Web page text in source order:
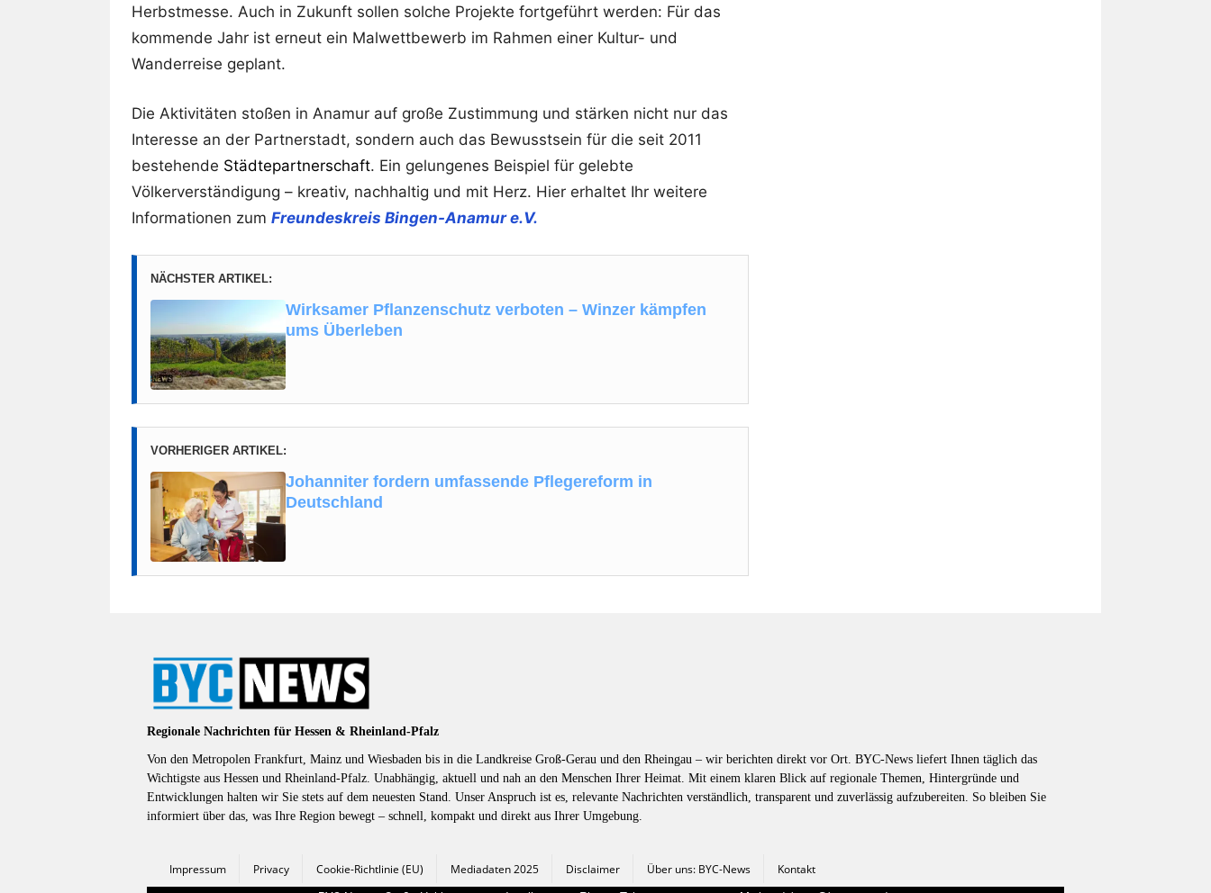
Herbstmesse. Auch in Zukunft sollen solche Projekte fortgeführt werden: Für das
kommende Jahr ist erneut ein Malwettbewerb im Rahmen einer Kultur- und
Wanderreise geplant.
Die Aktivitäten stoßen in Anamur auf große Zustimmung und stärken nicht nur das
Interesse an der Partnerstadt, sondern auch das Bewusstsein für die seit 2011
bestehende Städtepartnerschaft. Ein gelungenes Beispiel für gelebte
Völkerverständigung – kreativ, nachhaltig und mit Herz. Hier erhaltet Ihr weitere
Informationen zum Freundeskreis Bingen-Anamur e.V.
NÄCHSTER ARTIKEL:
Wirksamer Pflanzenschutz verboten – Winzer kämpfen
ums Überleben
VORHERIGER ARTIKEL:
Johanniter fordern umfassende Pflegereform in
Deutschland
Regionale Nachrichten für Hessen & Rheinland-Pfalz
Von den Metropolen Frankfurt, Mainz und Wiesbaden bis in die Landkreise Groß-Gerau und den Rheingau – wir berichten direkt vor Ort. BYC-News liefert Ihnen täglich das
Wichtigste aus Hessen und Rheinland-Pfalz. Unabhängig, aktuell und nah an den Menschen Ihrer Heimat. Mit einem klaren Blick auf regionale Themen, Hintergründe und
Entwicklungen halten wir Sie stets auf dem neuesten Stand. Unser Anspruch ist es, relevante Nachrichten verständlich, transparent und zuverlässig aufzubereiten. So bleiben Sie
informiert über das, was Ihre Region bewegt – schnell, kompakt und direkt aus Ihrer Umgebung.
Impressum Privacy Cookie-Richtlinie (EU) Mediadaten 2025 Disclaimer Über uns: BYC-News Kontakt